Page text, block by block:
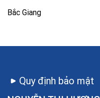
Bắc Giang
Quy định bảo mật